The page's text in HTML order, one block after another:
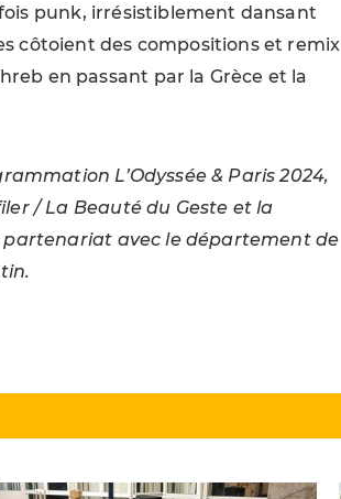
punk, irrésistiblement dansant
côtoient des compositions et remix
en passant par la Grèce et la
L’Odyssée & Paris 2024,
/ La Beauté du Geste et la
partenariat avec le département de